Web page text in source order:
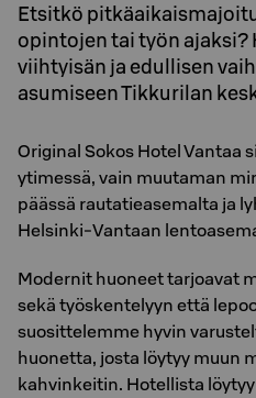
Etsitkö
opintojen tai työn ajaksi?
viihtyisän ja edullisen
asumiseen Tikkurilan
Original Sokos Hotel Vantaa
ytimessä, vain muutaman
päässä rautatieasemalta ja
Helsinki-Vantaan
Modernit huoneet tarjoavat
sekä työskentelyyn että
suosittelemme hyvin
huonetta, josta löytyy muun
kahvinkeitin. Hotellista